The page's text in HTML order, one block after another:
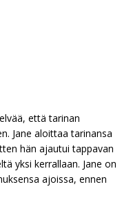
että tarinan
Jane aloittaa tarinansa
hän ajautui tappavan
yksi kerrallaan. Jane on
ajoissa, ennen